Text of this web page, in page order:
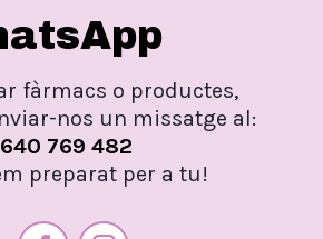
fàrmacs o productes,
nos un missatge al:
640 769 482
preparat per a tu!